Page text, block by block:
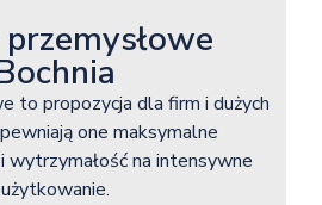
to propozycja dla firm i dużych
one maksymalne
na intensywne
użytkowanie.